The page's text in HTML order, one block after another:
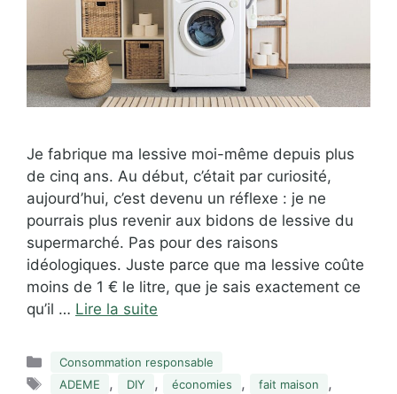
Je fabrique ma lessive moi-même depuis plus
de cinq ans. Au début, c’était par curiosité,
aujourd’hui, c’est devenu un réflexe : je ne
pourrais plus revenir aux bidons de lessive du
supermarché. Pas pour des raisons
idéologiques. Juste parce que ma lessive coûte
moins de 1 € le litre, que je sais exactement ce
qu’il … Lire la suite
Catégories
Consommation responsable
Étiquettes
ADEME , DIY , économies , fait maison ,